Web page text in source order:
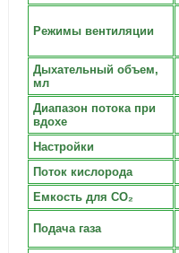
Режимы вентиляции
Дыхательный объем,
мл
Диапазон потока при
вдохе
Настройки
Поток кислорода
Емкость для CO₂
Подача газа